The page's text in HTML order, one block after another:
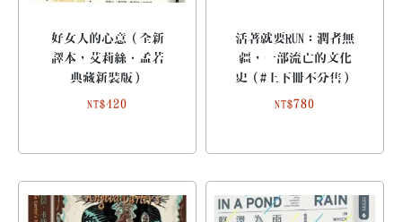
好女人的心意（全新
譯本，艾莉絲．孟若
典藏新裝版）
NT$420
活著就要RUN：潤者無
疆，一部流亡的文化
史（#上下冊不分售）
NT$780